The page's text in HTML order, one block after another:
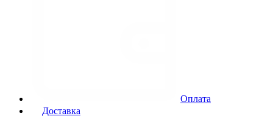
Оплата
Доставка